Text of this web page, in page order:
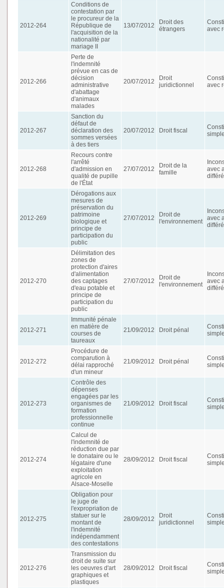
2012-264
Conditions de
contestation par
le procureur de la
République de
l'acquisition de la
nationalité par
mariage II
13/07/2012
Droit des
étrangers
avec
2012-266
Perte de
l'indemnité
prévue en cas de
décision
administrative
d'abattage
d'animaux
malades
20/07/2012
Droit
juridictionnel
avec
2012-267
Sanction du
défaut de
déclaration des
sommes versées
à des tiers
20/07/2012 Droit fiscal
2012-268
Recours contre
l'arrêté
d'admission en
qualité de pupille
de l'État
27/07/2012
Droit de la
famille
avec
2012-269
Dérogations aux
mesures de
préservation du
patrimoine
biologique et
principe de
participation du
public
27/07/2012
Droit de
l'environnement
avec
2012-270
Délimitation des
zones de
protection d'aires
d'alimentation
des captages
d'eau potable et
principe de
participation du
public
27/07/2012
Droit de
l'environnement
avec
2012-271
Immunité pénale
en matière de
courses de
taureaux
21/09/2012 Droit pénal
2012-272
Procédure de
comparution à
délai rapproché
d'un mineur
21/09/2012 Droit pénal
2012-273
Contrôle des
dépenses
engagées par les
organismes de
formation
professionnelle
continue
21/09/2012 Droit fiscal
2012-274
Calcul de
l'indemnité de
réduction due par
le donataire ou le
légataire d'une
exploitation
agricole en
Alsace-Moselle
28/09/2012 Droit fiscal
2012-275
Obligation pour
le juge de
l'expropriation de
statuer sur le
montant de
l'indemnité
indépendamment
des contestations
28/09/2012
Droit
juridictionnel
2012-276
Transmission du
droit de suite sur
les oeuvres d'art
graphiques et
plastiques
28/09/2012 Droit fiscal